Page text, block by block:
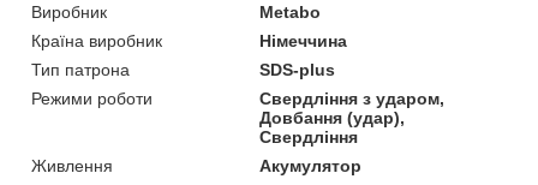
Виробник
Metabo
Країна виробник
Німеччина
Тип патрона
SDS-plus
Режими роботи
Свердління з ударом,
Довбання (удар),
Свердління
Живлення
Акумулятор